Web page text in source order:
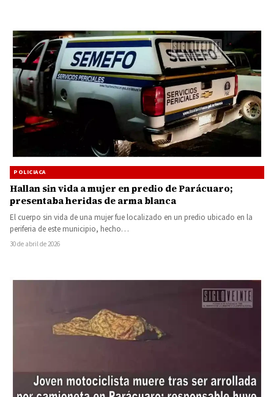
POLICIACA
Hallan sin vida a mujer en predio de Parácuaro;
presentaba heridas de arma blanca
El cuerpo sin vida de una mujer fue localizado en un predio ubicado en la
periferia de este municipio, hecho…
30 de abril de 2026